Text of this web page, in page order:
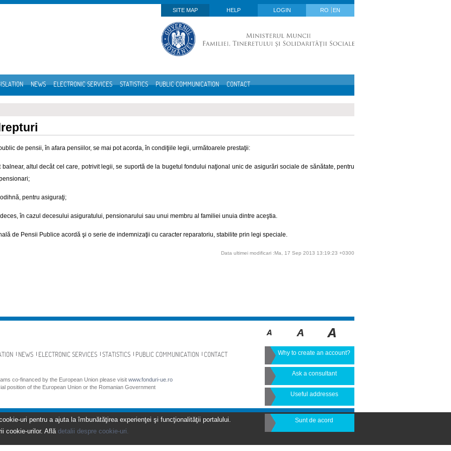
SITE MAP
HELP LOGIN RO EN
NEWS ELECTRONIC SERVICES STATISTICS PUBLIC COMMUNICATION CONTACT
de pensii, în afara pensiilor, se mai pot acorda, în condiţiile legii, următoarele prestaţii:
balnear, altul decât cel care, potrivit legii, se suportă de la bugetul fondului naţional unic de asigurări sociale de sănătate, pentru
pentru asiguraţi;
în cazul decesului asiguratului, pensionarului sau unui membru al familiei unuia dintre aceştia.
de Pensii Publice acordă şi o serie de indemnizaţii cu caracter reparatoriu, stabilite prin legi speciale.
Data ultimei modificari :Ma, 17 Sep 2013 13:19:23 +0300
NEWS ELECTRONIC SERVICES STATISTICS PUBLIC COMMUNICATION CONTACT
co-financed by the European Union please visit www.fonduri-ue.ro
position of the European Union or the Romanian Government
Why to create an account?
Ask a consultant
Useful addresses
uri pentru a ajuta la îmbunătăţirea experienţei şi funcţionalităţii portalului.
cookie-urilor. Află detalii despre cookie-uri.
Sunt de acord